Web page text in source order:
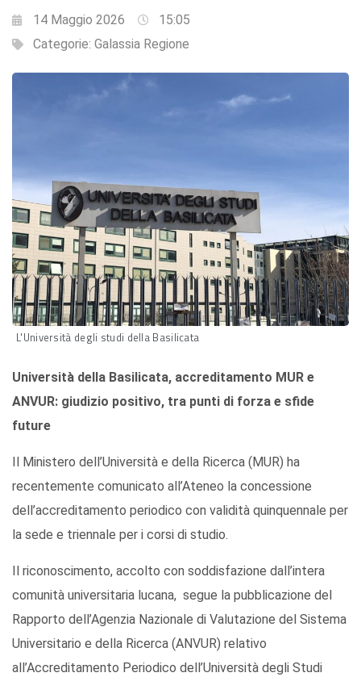
14 Maggio 2026
15:05
Categorie: Galassia Regione
L'Università degli studi della Basilicata
Università della Basilicata, accreditamento MUR e
ANVUR: giudizio positivo, tra punti di forza e sfide
future
Il Ministero dell’Università e della Ricerca (MUR) ha
recentemente comunicato all’Ateneo la concessione
dell’accreditamento periodico con validità quinquennale per
la sede e triennale per i corsi di studio.
Il riconoscimento, accolto con soddisfazione dall’intera
comunità universitaria lucana, segue la pubblicazione del
Rapporto dell’Agenzia Nazionale di Valutazione del Sistema
Universitario e della Ricerca (ANVUR) relativo
all’Accreditamento Periodico dell’Università degli Studi